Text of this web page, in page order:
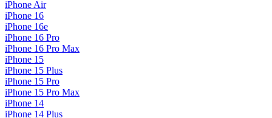
iPhone Air
iPhone 16
iPhone 16e
iPhone 16 Pro
iPhone 16 Pro Max
iPhone 15
iPhone 15 Plus
iPhone 15 Pro
iPhone 15 Pro Max
iPhone 14
iPhone 14 Plus